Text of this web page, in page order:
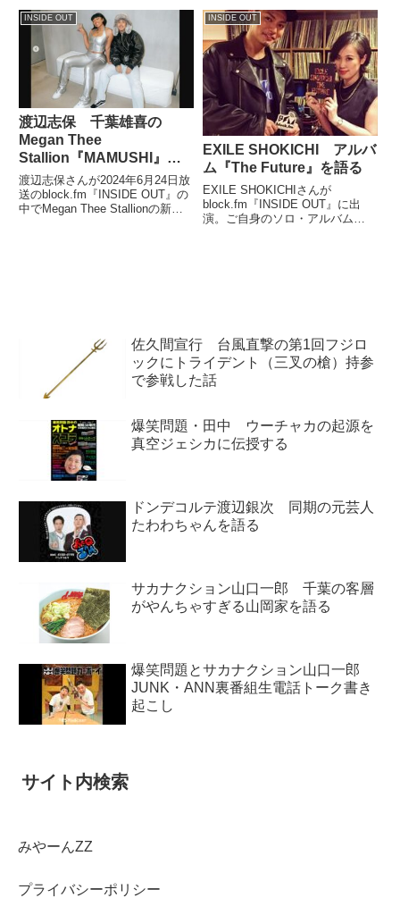
志保）しょっぱなに、「いまの
Cherry Brownはこんな感じです」
記事を紹介していました。（渡辺
志保）いつもここのオープニング
のところで私の近況なんかをおし
ゃべりしているんですけども。
先...
INSIDE OUT
渡辺志保 千葉雄喜の
Megan Thee
Stallion『MAMUSHI』へ
の参加を語る
渡辺志保さんが2024年6月24日放
送のblock.fm『INSIDE OUT』の
中でMegan Thee Stallionの新作
INSIDE OUT
EXILE SHOKICHI アルバ
ム『The Future』を語る
EXILE SHOKICHIさんが
block.fm『INSIDE OUT』に出
演。ご自身のソロ・アルバム
佐久間宣行 台風直撃の第1回フジロ
ックにトライデント（三叉の槍）持参
で参戦した話
爆笑問題・田中 ウーチャカの起源を
真空ジェシカに伝授する
ドンデコルテ渡辺銀次 同期の元芸人
たわわちゃんを語る
サカナクション山口一郎 千葉の客層
がやんちゃすぎる山岡家を語る
爆笑問題とサカナクション山口一郎
JUNK・ANN裏番組生電話トーク書き
起こし
サイト内検索
みやーんZZ
プライバシーポリシー